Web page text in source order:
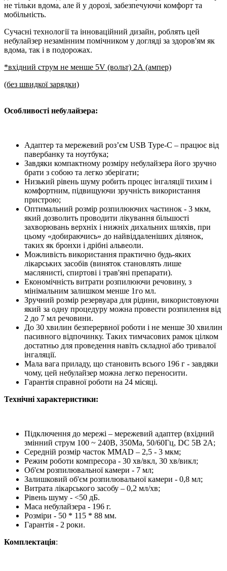
не тільки вдома, але й у дорозі, забезпечуючи комфорт та
мобільність.
Сучасні технології та інноваційний дизайн, роблять цей
небулайзер незамінним помічником у догляді за здоров'ям як
вдома, так і в подорожах.
*вхідний струм не менше 5V (вольт) 2А (ампер)
(без швидкої зарядки)
Особливості небулайзера:
Адаптер та мережевий роз’єм USB Type-C – працює від
павербанку та ноутбука;
Завдяки компактному розміру небулайзера його зручно
брати з собою та легко зберігати;
Низький рівень шуму робить процес інгаляції тихим і
комфортним, підвищуючи зручність використання
пристрою;
Оптимальний розмір розпилюючих частинок - 3 мкм,
який дозволить проводити лікування більшості
захворювань верхніх і нижніх дихальних шляхів, при
цьому «добираючись» до найвіддаленіших ділянок,
таких як бронхи і дрібні альвеоли.
Можливість використання практично будь-яких
лікарських засобів (виняток становлять лише
маслянисті, спиртові і трав'яні препарати).
Економічність витрати розпилюючи речовину, з
мінімальним залишком менше 1го мл.
Зручний розмір резервуара для рідини, використовуючи
який за одну процедуру можна провести розпилення від
2 до 7 мл речовини.
До 30 хвилин безперервної роботи і не менше 30 хвилин
пасивного відпочинку. Таких тимчасових рамок цілком
достатньо для проведення навіть складної або тривалої
інгаляції.
Мала вага приладу, що становить всього 196 г - завдяки
чому, цей небулайзер можна легко переносити.
Гарантія справної роботи на 24 місяці.
Технічні характеристики:
Підключення до мережі – мережевий адаптер (вхідний
змінний струм 100 ~ 240В, 350Ма, 50/60Гц, DC 5В 2А;
Середній розмір часток MMAD – 2,5 - 3 мкм;
Режим роботи компресора - 30 хв/вкл, 30 хв/викл;
Об'єм розпилювальної камери - 7 мл;
Залишковий об'єм розпилювальної камери - 0,8 мл;
Витрата лікарського засобу – 0,2 мл/хв;
Рівень шуму - <50 дБ.
Маса небулайзера - 196 г.
Розміри - 50 * 115 * 88 мм.
Гарантія - 2 роки.
Комплектація: